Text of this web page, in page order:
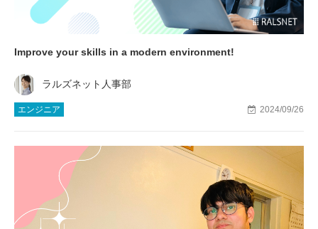
Improve your skills in a modern environment!
ラルズネット人事部
エンジニア 2024/09/26